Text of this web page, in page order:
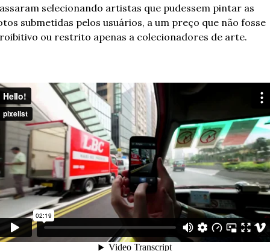
selecionando artistas que pudessem pintar as
submetidas pelos usuários, a um preço que não fosse
ou restrito apenas a colecionadores de arte.